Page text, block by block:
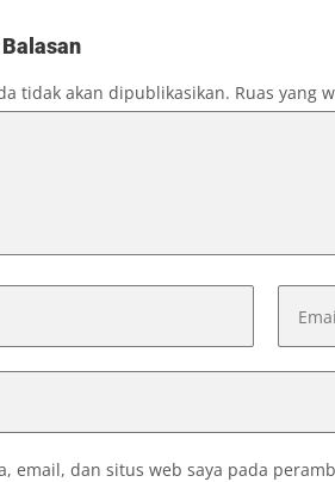
tidak akan dipublikasikan. Ruas yang
email, dan situs web saya pada